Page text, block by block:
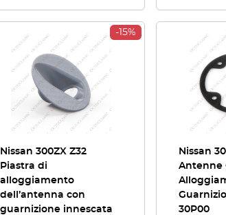
-15%
Nissan 300ZX Z32
Piastra di
alloggiamento
dell’antenna con
guarnizione innescata
Nissan
Antenne
30P00